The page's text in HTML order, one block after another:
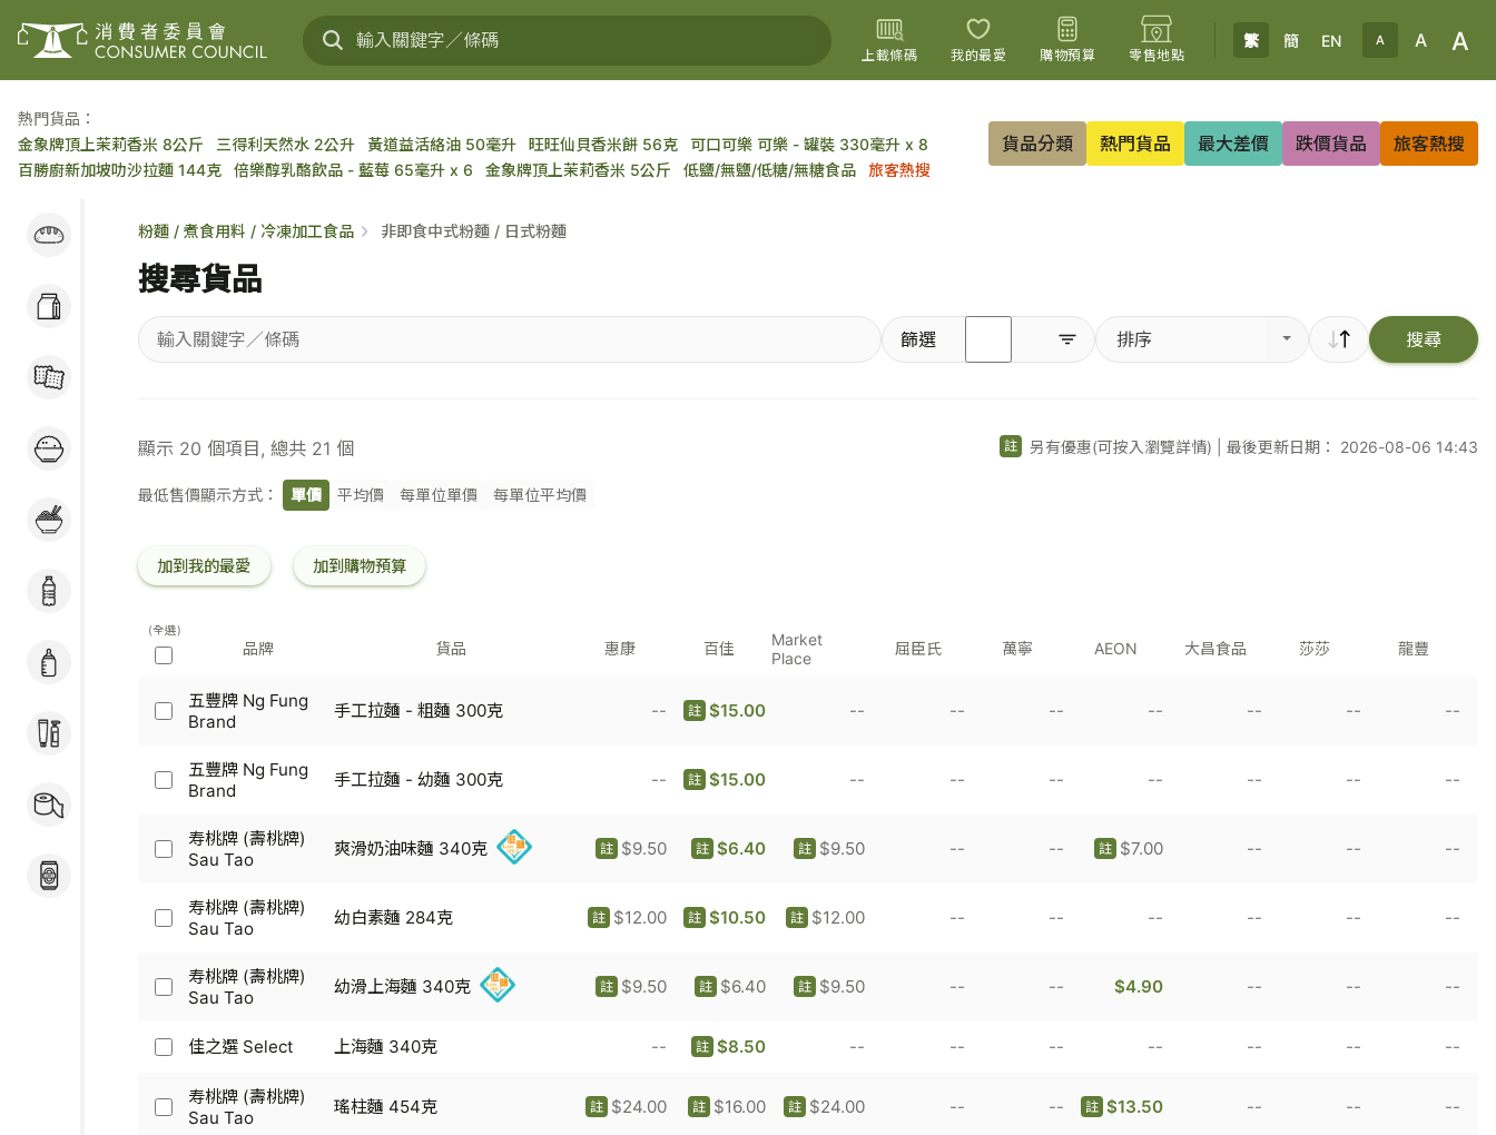
上載條碼 我的最愛 購物預算 零售地點
上載圖片
繁 簡 EN A A A
熱門貨品：
金象牌頂上茉莉香米 8公斤
三得利天然水 2公升 黃道益活絡油 50毫升 旺旺仙貝香米餅 56克
可口可樂 可樂 - 罐裝 330毫升 x 8
百勝廚新加坡叻沙拉麵 144克
倍樂醇乳酪飲品 - 藍莓 65毫升 x 6 金象牌頂上茉莉香米 5公斤 低鹽/無鹽/低糖/無糖食品 旅客熱搜
貨品分類 熱門貨品 最大差價 跌價貨品 旅客熱搜
麵包蛋糕 / 穀類早餐
/ 麵包醬
奶類及乳製品 / 大豆
製品 / 蛋類
米 / 食油 / 罐頭 / 蔬
果 / 肉類
粉麵 / 煮食用料 / 冷
奶粉 / 嬰兒用品
家居用品 / 寵物食品
粉麵 / 煮食用料 / 冷凍加工食品 非即食中式粉麵 / 日式粉麵
搜尋貨品
鍵
／
篩選 排序 搜尋
顯示 20 個項目, 總共 21 個 註 另有優惠(可按入瀏覽詳情) 最後更新日期： 2026-08-06 14:43
最低售價顯示方式： 單價 平均價 每單位單價 每單位平均價
加到我的最愛 加到購物預算
(全選)
品牌 貨品 惠康 百佳
Market
Place
屈臣氏 萬寧 AEON 大昌食品 莎莎 龍豐
五
Ng
Brand
-
拉
麵
粗
麵
克
五豐牌 Ng Fung
Brand
手工拉麵 - 粗麵 300克 -- $15.00
註 -- -- -- -- -- -- --
五
Ng
Fung
Brand
-
拉
麵
幼
克
五豐牌 Ng Fung
Brand
手工拉麵 - 幼麵 300克 -- $15.00
註 -- -- -- -- -- -- --
寿
(壽
Sau
Tao
爽
油
寿桃牌 (壽桃牌)
Sau Tao
爽滑奶油味麵 340克 $9.50
註 $6.40
註 $9.50
註 -- -- $7.00
註 -- -- --
寿
(壽
Sau
-
幼
寿桃牌 (壽桃牌)
Sau Tao
幼白素麵 284克 $12.00
註 $10.50
註 $12.00
註 -- -- -- -- -- --
寿
牌
(壽
牌)
Sau
寿桃牌 (壽桃牌)
Sau Tao
幼滑上海麵 340克 $9.50
註 $6.40
註 $9.50
註 -- -- $4.90 -- -- --
佳
選
Select
佳之選 Select 上海麵 340克 -- $8.50
註 -- -- -- -- -- -- --
寿
寿桃牌 (壽桃牌)
Sau Tao
瑤柱麵 454克 $24.00
註 $16.00
註 $24.00
註 -- -- $13.50
註 -- -- --